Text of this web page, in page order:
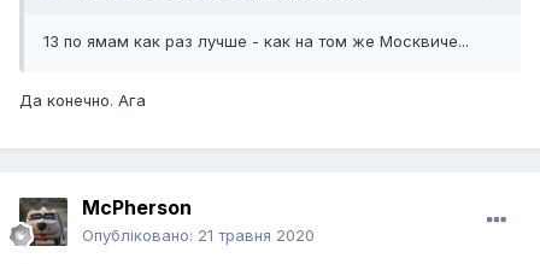
13 по ямам как раз лучше - как на том же Москвиче...
Да конечно. Ага
McPherson
Опубліковано: 21 травня 2020